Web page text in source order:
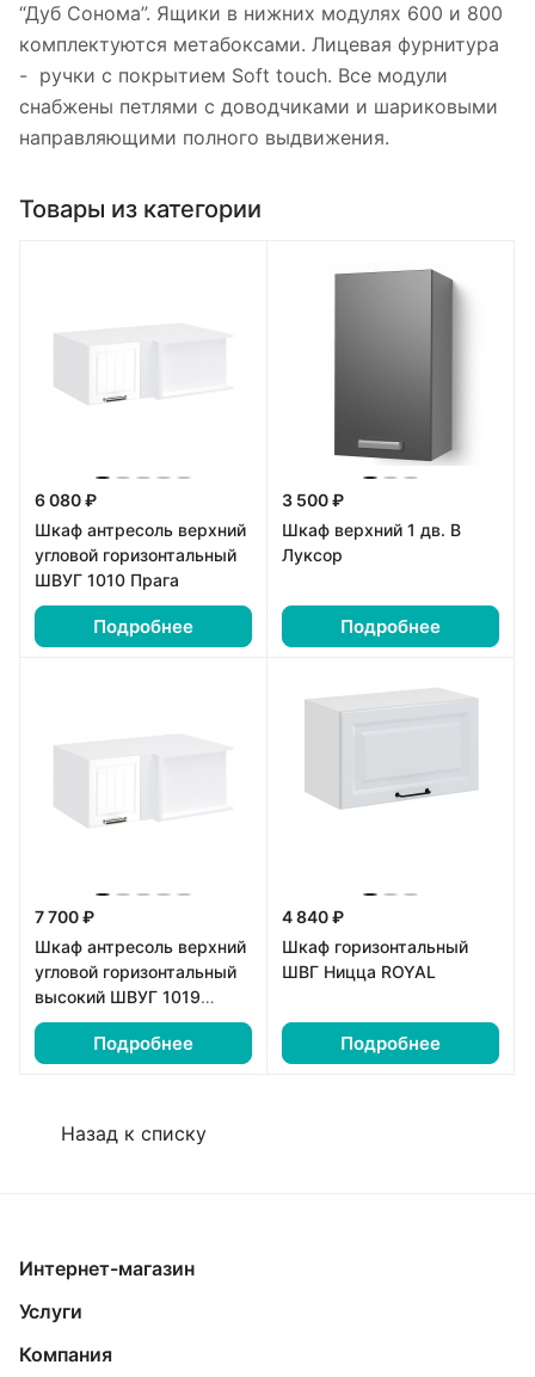
“Дуб Сонома”. Ящики в нижних модулях 600 и 800
комплектуются метабоксами. Лицевая фурнитура
- ручки с покрытием Soft touch. Все модули
снабжены петлями с доводчиками и шариковыми
направляющими полного выдвижения.
Товары из категории
6 080 ₽
Шкаф антресоль верхний
угловой горизонтальный
ШВУГ 1010 Прага
Подробнее
3 500 ₽
Шкаф верхний 1 дв. В
Луксор
Подробнее
7 700 ₽
Шкаф антресоль верхний
угловой горизонтальный
высокий ШВУГ 1019
Прага
Подробнее
4 840 ₽
Шкаф горизонтальный
ШВГ Ницца ROYAL
Подробнее
Назад к списку
Интернет-магазин
Услуги
Компания